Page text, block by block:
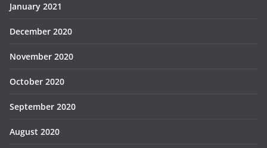
January 2021
December 2020
November 2020
October 2020
September 2020
August 2020